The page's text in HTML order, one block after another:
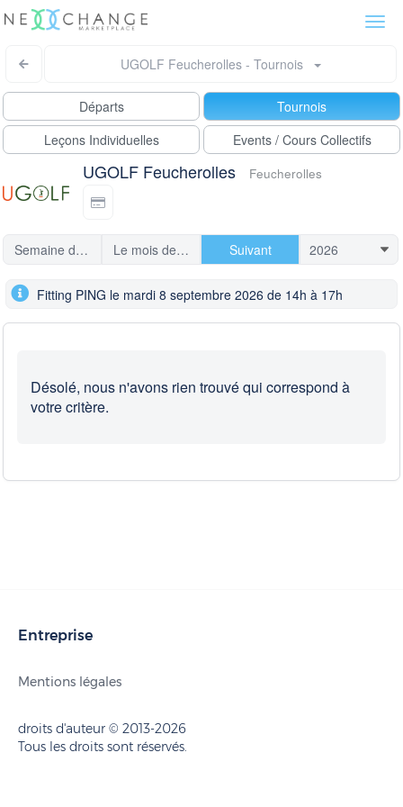
UGOLF Feucherolles - Tournois
Départs
Tournois
Leçons Individuelles
Events / Cours Collectifs
UGOLF Feucherolles Feucherolles
Semaine dernière Le mois dernier Suivant
Fitting PING le mardi 8 septembre 2026 de 14h à 17h
Désolé, nous n'avons rien trouvé qui correspond à
votre critère.
Entreprise
Mentions légales
droits d'auteur © 2013-2026
Tous les droits sont réservés.